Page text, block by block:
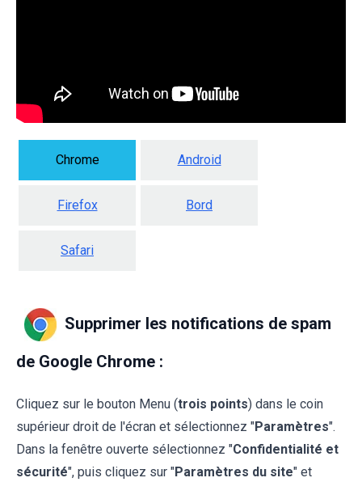
Chrome Android
Firefox Bord
Safari
Supprimer les notifications de spam
de Google Chrome :
Cliquez sur le bouton Menu (trois points) dans le coin
supérieur droit de l'écran et sélectionnez "Paramètres".
Dans la fenêtre ouverte sélectionnez "Confidentialité et
sécurité", puis cliquez sur "Paramètres du site" et